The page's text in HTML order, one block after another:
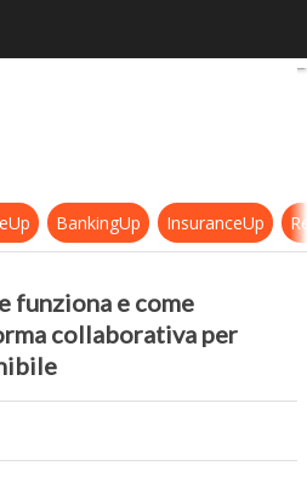
es: cos’è, come funziona e
BankingUp InsuranceUp
funziona e come
collaborativa per